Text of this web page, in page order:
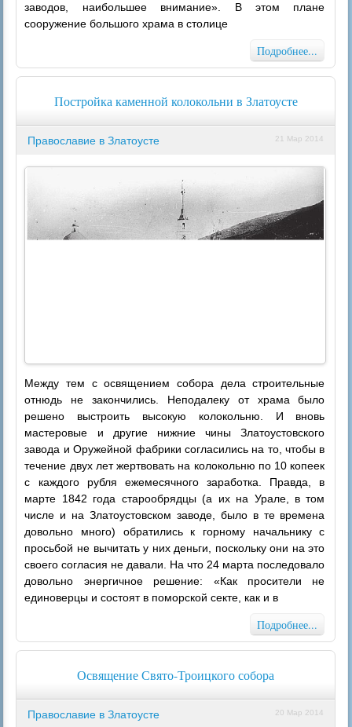
заводов, наибольшее внимание». В этом плане
сооружение большого храма в столице
Подробнее...
Постройка каменной колокольни в Златоусте
Православие в Златоусте 21 Мар 2014
Между тем с освящением собора дела строительные
отнюдь не закончились. Неподалеку от храма было
решено выстроить высокую колокольню. И вновь
мастеровые и другие нижние чины Златоустовского
завода и Оружейной фабрики согласились на то, чтобы в
течение двух лет жертвовать на колокольню по 10 копеек
с каждого рубля ежемесячного заработка. Правда, в
марте 1842 года старообрядцы (а их на Урале, в том
числе и на Златоустовском заводе, было в те времена
довольно много) обратились к горному начальнику с
просьбой не вычитать у них деньги, поскольку они на это
своего согласия не давали. На что 24 марта последовало
довольно энергичное решение: «Как просители не
единоверцы и состоят в поморской секте, как и в
Подробнее...
Освящение Свято-Троицкого собора
Православие в Златоусте 20 Мар 2014